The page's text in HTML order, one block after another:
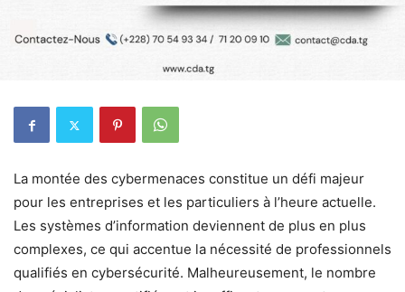
La montée des cybermenaces constitue un défi majeur
pour les entreprises et les particuliers à l’heure actuelle.
Les systèmes d’information deviennent de plus en plus
complexes, ce qui accentue la nécessité de professionnels
qualifiés en cybersécurité. Malheureusement, le nombre